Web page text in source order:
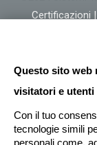
Certificazioni |
Questo sito web
visitatori e utenti
Con il tuo
tecnologie simili
personali come,